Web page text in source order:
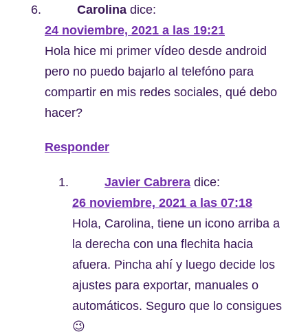
Carolina dice:
24 noviembre, 2021 a las 19:21
Hola hice mi primer vídeo desde android
pero no puedo bajarlo al telefóno para
compartir en mis redes sociales, qué debo
hacer?
Responder
Javier Cabrera dice:
26 noviembre, 2021 a las 07:18
Hola, Carolina, tiene un icono arriba a
la derecha con una flechita hacia
afuera. Pincha ahí y luego decide los
ajustes para exportar, manuales o
automáticos. Seguro que lo consigues
😉